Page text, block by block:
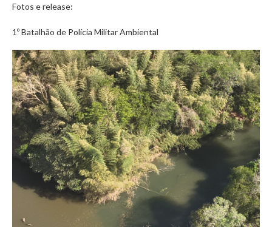
Fotos e release:
1º Batalhão de Polícia Militar Ambiental